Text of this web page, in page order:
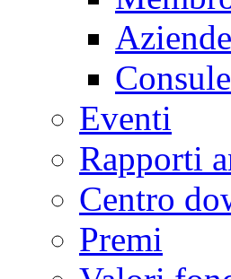
Aziende
Eventi
Rapporti
Centro
Premi